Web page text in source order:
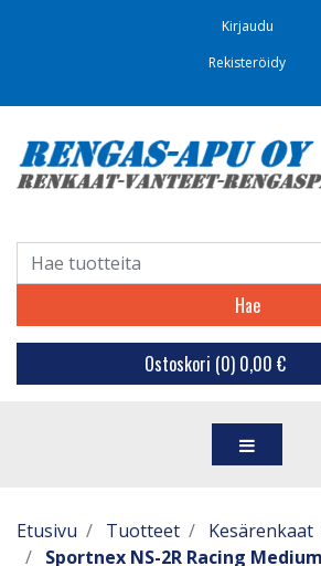
Kirjaudu
Rekisteröidy
Hae
Ostoskori (0) 0,00 €
Etusivu Tuotteet Kesärenkaat
Sportnex NS-2R Racing